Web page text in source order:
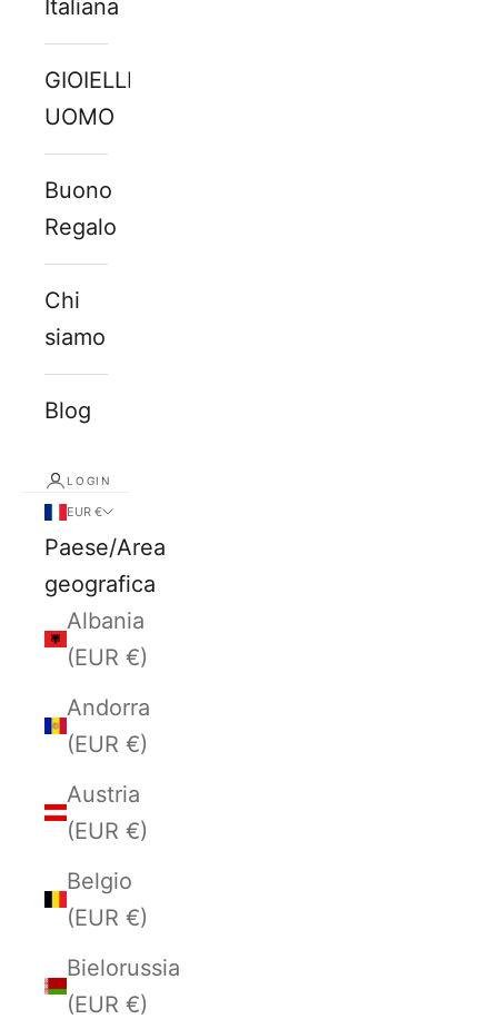
Italiana
GIOIELLI
UOMO
Buono
Regalo
Chi
siamo
Blog
LOGIN
EUR €
Paese/Area
geografica
Albania
(EUR €)
Andorra
(EUR €)
Austria
(EUR €)
Belgio
(EUR €)
Bielorussia
(EUR €)